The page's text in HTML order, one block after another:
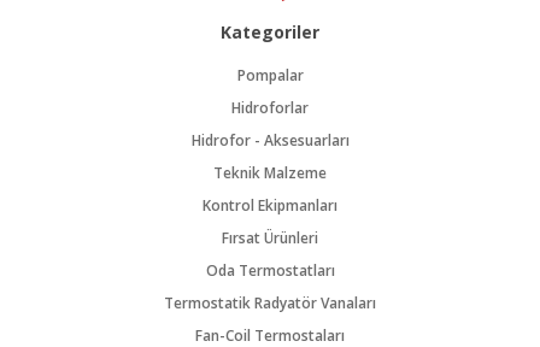
Kategoriler
Pompalar
Hidroforlar
Hidrofor - Aksesuarları
Teknik Malzeme
Kontrol Ekipmanları
Fırsat Ürünleri
Oda Termostatları
Termostatik Radyatör Vanaları
Fan-Coil Termostaları